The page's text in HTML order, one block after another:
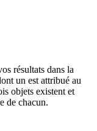
résultats dans la
un est attribué au
objets existent et
de chacun.